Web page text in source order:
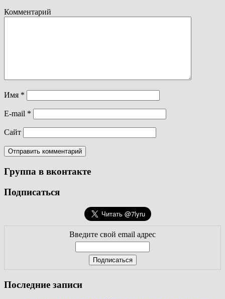
Комментарий
Имя *
E-mail *
Сайт
Группа в вконтакте
Подписаться
Введите свой email адрес
Последние записи